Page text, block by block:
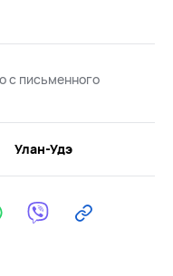
с письменного
Улан-Удэ